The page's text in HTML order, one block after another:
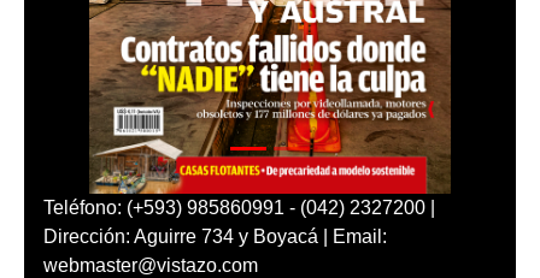
Teléfono: (+593) 985860991 - (042) 2327200 |
Dirección: Aguirre 734 y Boyacá | Email:
webmaster@vistazo.com